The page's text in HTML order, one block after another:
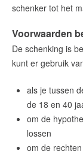
schenker tot het
Voorwaarden
De schenking is
kunt er gebruik
als je tussen
de 18 en 40
om de
lossen
om de